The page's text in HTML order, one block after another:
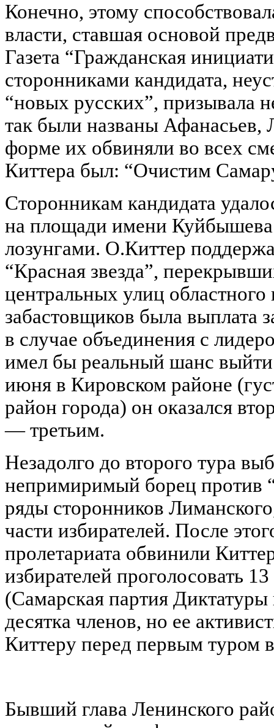
Конечно, этому
власти, ставшая основой
Газета “Гражданская
сторонниками кандидата,
“новых русских”, призывала
так были названы Афанасьев,
форме их обвиняли во всех
Киттера был: “Очистим
Сторонникам кандидата
на площади имени
лозунгами. О.Киттер
“Красная звезда”,
центральных улиц
забастовщиков была выплата
в случае объединения с
имел бы реальный шанс
июня в Кировском районе
район города) он оказался
— третьим.
Незадолго до второго тура
непримиримый борец против
ряды сторонников
части избирателей. После
пролетариата обвинили
избирателей проголосовать
(Самарская партия Диктатуры
десятка членов, но ее
Киттеру перед первым туром
Бывший глава Ленинского